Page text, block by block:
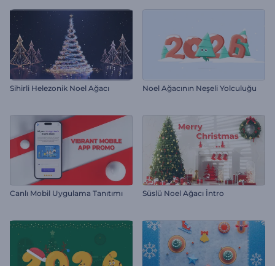
Sihirli Helezonik Noel Ağacı Noel Ağacının Neşeli Yolculuğu
Canlı Mobil Uygulama Tanıtımı Süslü Noel Ağacı İntro